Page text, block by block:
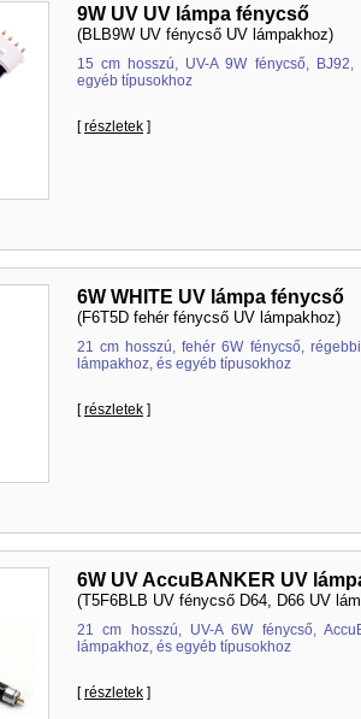
9W UV UV lámpa fénycső
(BLB9W UV fénycső UV lámpakhoz)
15 cm hosszú, UV-A 9W fénycső,
egyéb típusokhoz
[részletek ]
6W WHITE UV lámpa fénycső
(F6T5D fehér fénycső UV lámpakhoz)
21 cm hosszú, fehér 6W fénycső,
lámpakhoz, és egyéb típusokhoz
[részletek ]
6W UV AccuBANKER UV
(T5F6BLB UV fénycső D64, D66 UV
21 cm hosszú, UV-A 6W fénycső,
lámpakhoz, és egyéb típusokhoz
[részletek ]